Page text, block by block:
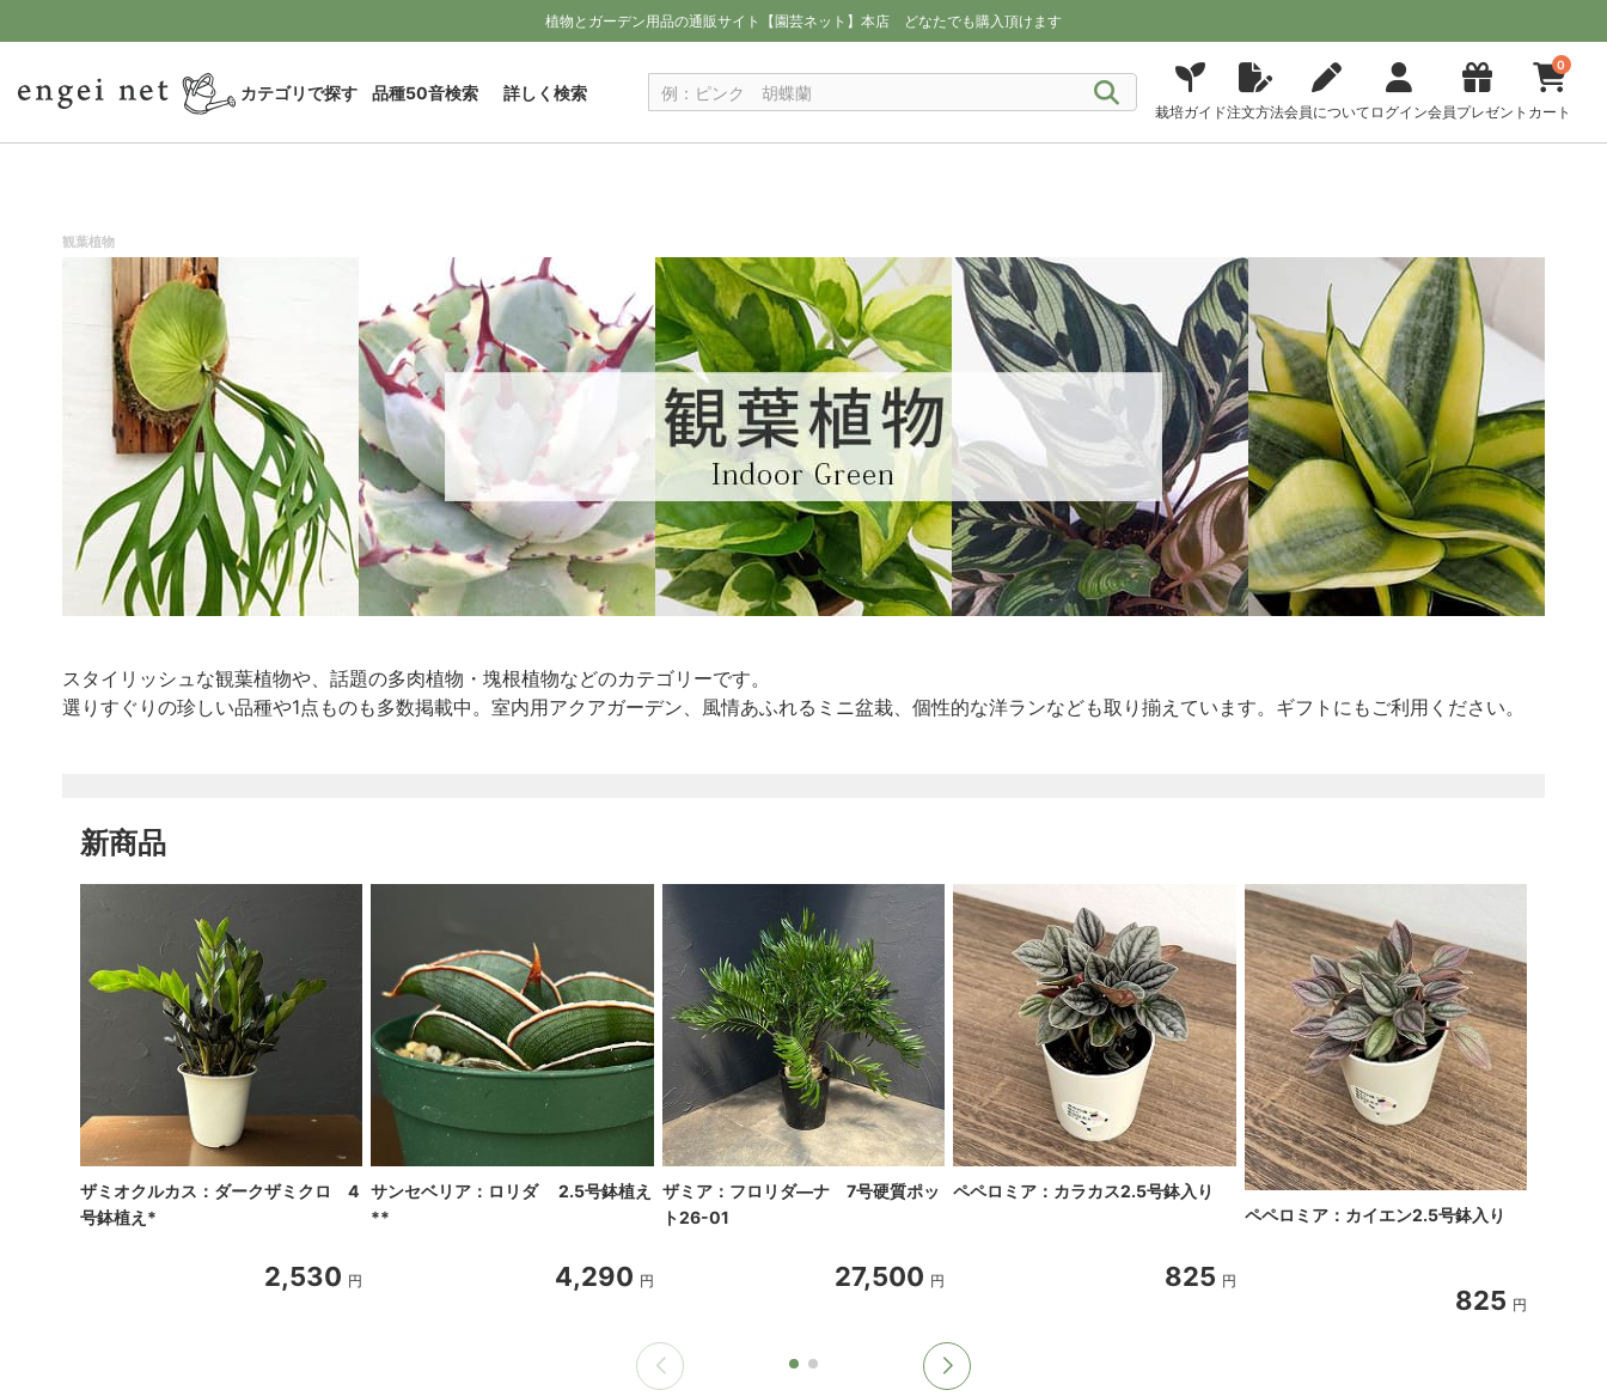
植物とガーデン用品の通販サイト【園芸ネット】本店 どなたでも購入頂けます
カテゴリで探す 品種50音検索 詳しく検索
栽培ガイド注文方法会員について ログイン会員プレゼント
0
カート
観葉植物
スタイリッシュな観葉植物や、話題の多肉植物・塊根植物などのカテゴリーです。
選りすぐりの珍しい品種や1点ものも多数掲載中。室内用アクアガーデン、風情あふれるミニ盆栽、個性的な洋ランなども取り揃えています。ギフトにもご利用ください。
新商品
ザミオクルカス：ダークザミクロ 4
号鉢植え*
2,530 円
サンセベリア：ロリダ 2.5号鉢植え
**
4,290 円
ザミア：フロリダ―ナ 7号硬質ポッ
ト26-01
27,500 円
ペペロミア：カラカス2.5号鉢入り
825 円
ペペロミア：カイエン2.5号鉢入り
825 円